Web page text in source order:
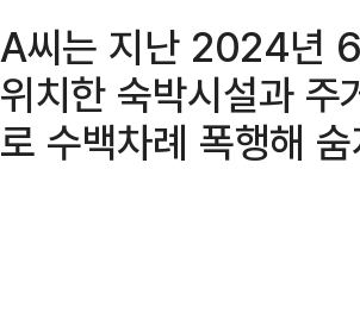
A씨는 지난 2024년
위치한 숙박시설과
로 수백차례 폭행해